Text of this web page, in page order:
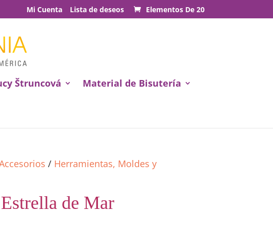
Mi Cuenta Lista de deseos Elementos De 20
Štruncová
Material de Bisutería
/ Herramientas, Moldes y
de Mar